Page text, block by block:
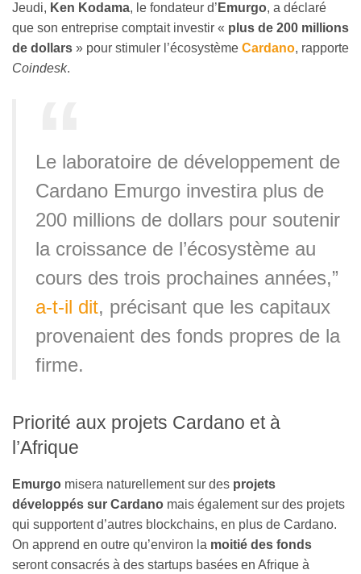
Jeudi, Ken Kodama, le fondateur d’ Emurgo, a déclaré
que son entreprise comptait investir « plus de 200 millions
de dollars » pour stimuler l’écosystème Cardano, rapporte
Coindesk.
Le laboratoire de développement de
Cardano Emurgo investira plus de
200 millions de dollars pour soutenir
la croissance de l’écosystème au
cours des trois prochaines années,”
a-t-il dit, précisant que les capitaux
provenaient des fonds propres de la
firme.
Priorité aux projets Cardano et à
l’Afrique
Emurgo misera naturellement sur des projets
développés sur Cardano mais également sur des projets
qui supportent d’autres blockchains, en plus de Cardano.
On apprend en outre qu’environ la moitié des fonds
seront consacrés à des startups basées en Afrique à